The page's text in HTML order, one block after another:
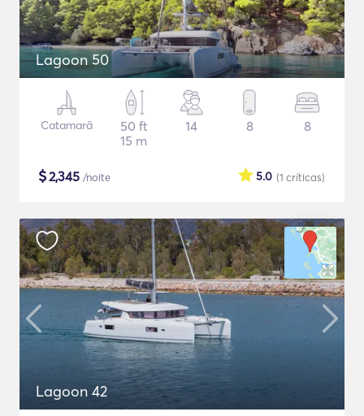
Lagoon 50
Catamarã
50 ft
15 m
14 8 8
$2,345 /noite (1 críticas)
5.0
Lagoon 42